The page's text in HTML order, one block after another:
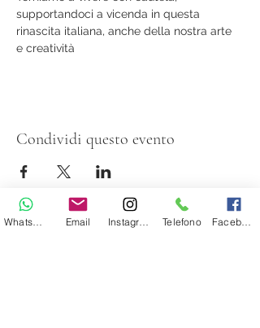
supportandoci a vicenda in questa
rinascita italiana, anche della nostra arte
e creatività
Condividi questo evento
Email Telefono